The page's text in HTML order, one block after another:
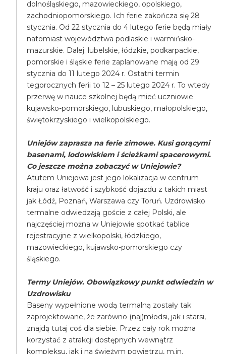
dolnośląskiego, mazowieckiego, opolskiego,
zachodniopomorskiego. Ich ferie zakończa się 28
stycznia. Od 22 stycznia do 4 lutego ferie będą miały
natomiast województwa podlaskie i warmińsko-
mazurskie. Dalej: lubelskie, łódzkie, podkarpackie,
pomorskie i śląskie ferie zaplanowane mają od 29
stycznia do 11 lutego 2024 r. Ostatni termin
tegorocznych ferii to 12 – 25 lutego 2024 r. To wtedy
przerwę w nauce szkolnej będą mieć uczniowie
kujawsko-pomorskiego, lubuskiego, małopolskiego,
świętokrzyskiego i wielkopolskiego.
Uniejów zaprasza na ferie zimowe. Kusi gorącymi
basenami, lodowiskiem i ścieżkami spacerowymi.
Co jeszcze można zobaczyć w Uniejowie?
Atutem Uniejowa jest jego lokalizacja w centrum
kraju oraz łatwość i szybkość dojazdu z takich miast
jak Łódź, Poznań, Warszawa czy Toruń. Uzdrowisko
termalne odwiedzają goście z całej Polski, ale
najczęściej można w Uniejowie spotkać tablice
rejestracyjne z wielkopolski, łódzkiego,
mazowieckiego, kujawsko-pomorskiego czy
śląskiego.
Termy Uniejów. Obowiązkowy punkt odwiedzin w
Uzdrowisku
Baseny wypełnione wodą termalną zostały tak
zaprojektowane, że zarówno (naj)młodsi, jak i starsi,
znajdą tutaj coś dla siebie. Przez cały rok można
korzystać z atrakcji dostępnych wewnątrz
kompleksu, jak i na świeżym powietrzu, m.in.